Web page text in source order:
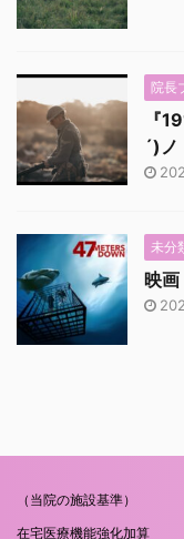
院長
『
´)ノ
未分
映
（当院の施設基準）
在宅医療機能強化加算